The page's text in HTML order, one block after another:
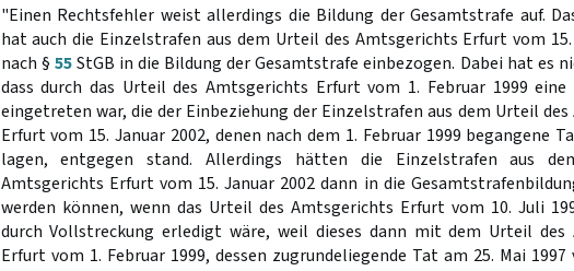
"Einen Rechtsfehler weist allerdings die Bildung der Gesamtstrafe auf.
hat auch die Einzelstrafen aus dem Urteil des Amtsgerichts Erfurt vom 15.
nach § 55StGB in die Bildung der Gesamtstrafe einbezogen. Dabei hat es
dass durch das Urteil des Amtsgerichts Erfurt vom 1. Februar 1999 eine
eingetreten war, die der Einbeziehung der Einzelstrafen aus dem Urteil
Erfurt vom 15. Januar 2002, denen nach dem 1. Februar 1999 begangene
lagen, entgegen stand. Allerdings hätten die Einzelstrafen aus
Amtsgerichts Erfurt vom 15. Januar 2002 dann in die
werden können, wenn das Urteil des Amtsgerichts Erfurt vom 10. Juli
durch Vollstreckung erledigt wäre, weil dieses dann mit dem Urteil des
Erfurt vom 1. Februar 1999, dessen zugrundeliegende Tat am 25. Mai 1997